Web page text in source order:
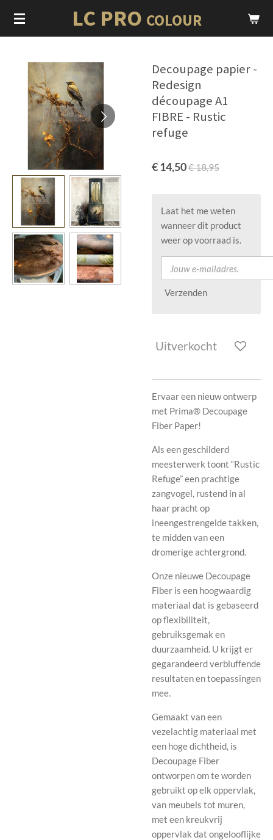
Ga
direct
hoofdinhoud
LC PRO COLOUR
Decoupage papier -
Redesign
découpage A1
FIBRE - Rustic
refuge
€ 14,50€ 18,95
Laat het me weten
wanneer dit product
weer op voorraad is.
Verzenden
Uitverkocht
Ervaar een nieuw ontwerp
met Prima® Decoupage
Fiber Paper!
Als een geschilderd
meesterwerk toont “Rustic
Refuge” een prachtige
zangvogel, rustend in al
haar pracht op
ineengestrengelde takken,
te midden van een
dromerige achtergrond.
Onze nieuwe Decoupage
Fiber is een hoogwaardig
materiaal dat is gebaseerd
op flexibiliteit,
gebruiksgemak en
duurzaamheid. U krijgt er
gegarandeerd verbluffende
resultaten en toepassingen
mee.
Gemaakt van een
vezelachtig materiaal met
een hoge dichtheid, is
Decoupage Fiber
ontworpen om te worden
gebruikt op elk oppervlak,
van meubels tot muren,
met een kreukvrij
oppervlak dat ongelooflijke